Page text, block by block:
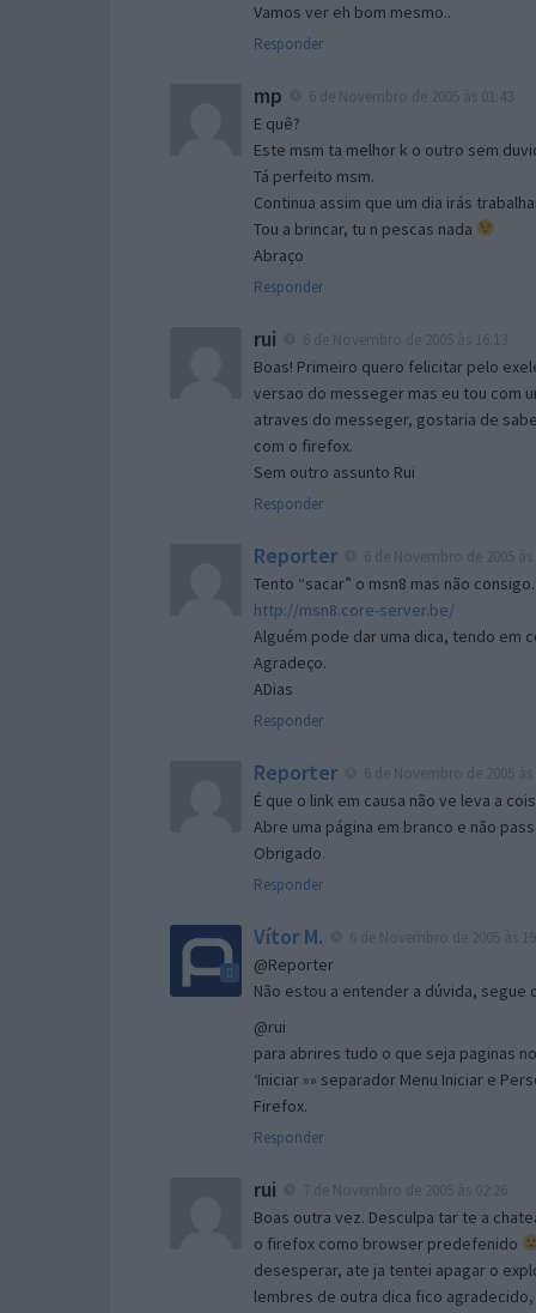
Vamos ver eh bom mesmo..
Responder
mp
E quê?
Este msm ta melhor k o outro sem
Tá perfeito msm.
Continua assim que um dia irás
Tou a brincar, tu n pescas nada
Abraço
Responder
rui
Boas! Primeiro quero felicitar pelo
versao do messeger mas eu tou com
atraves do messeger, gostaria de
com o firefox.
Sem outro assunto Rui
Responder
Reporter
Tento “sacar” o msn8 mas não
http://msn8.core-server.be/
Alguém pode dar uma dica, tendo em
Agradeço.
ADias
Responder
Reporter
É que o link em causa não ve leva a
Abre uma página em branco e não
Obrigado.
Responder
Vítor M.
@Reporter
Não estou a entender a dúvida,
@rui
para abrires tudo o que seja paginas
‘Iniciar »» separador Menu Iniciar e
Firefox.
Responder
rui
Boas outra vez. Desculpa tar te a
o firefox como browser predefenido
desesperar, ate ja tentei apagar o
lembres de outra dica fico